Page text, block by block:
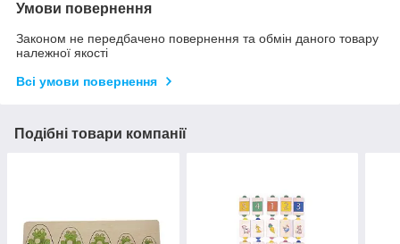
Умови повернення
Законом не передбачено повернення та обмін даного товару
належної якості
Всі умови повернення
Подібні товари компанії